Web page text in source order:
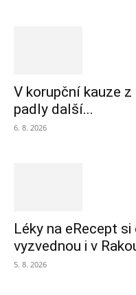
V korupční kauze
padly další...
6. 8. 2026
Léky na eRecept
vyzvednou i v
5. 8. 2026